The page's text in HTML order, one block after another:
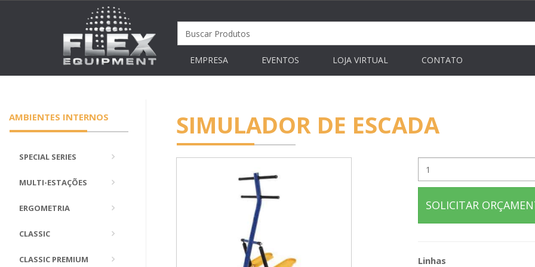
EMPRESA EVENTOS LOJA VIRTUAL CONTATO
AMBIENTES INTERNOS
SPECIAL SERIES
MULTI-ESTAÇÕES
ERGOMETRIA
CLASSIC
CLASSIC PREMIUM
SIMULADOR DE ESCADA
SOLICITAR
Linhas